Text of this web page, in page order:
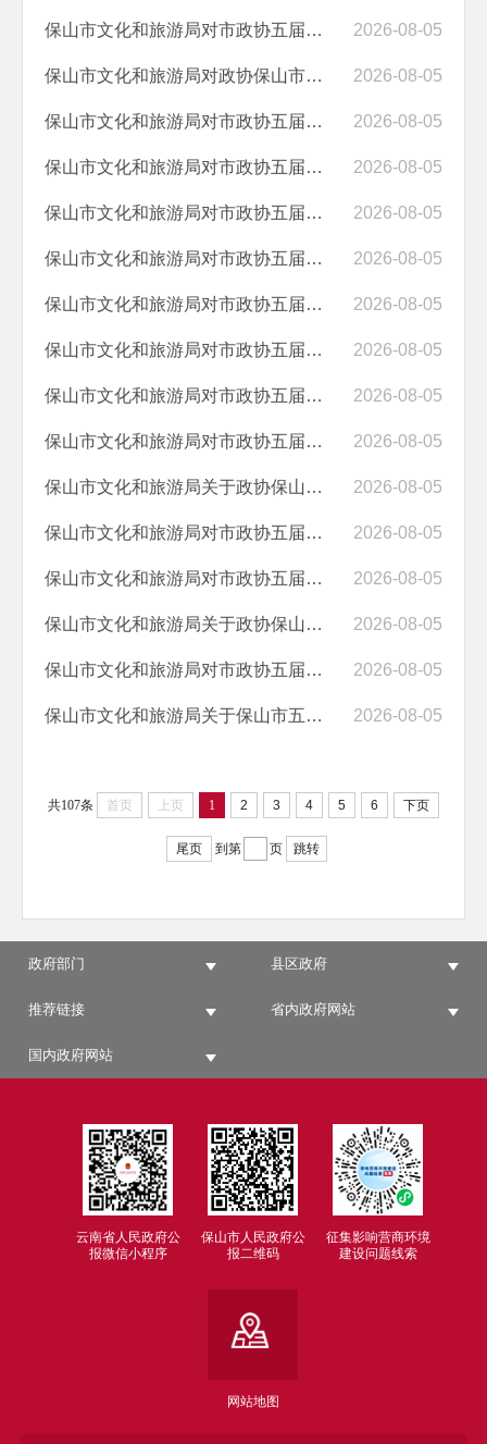
保山市文化和旅游局对市政协五届六次会议第05060128号提案答复的函 2026-08-05
保山市文化和旅游局对政协保山市五届六次会议第05060144号提案答复的函 2026-08-05
保山市文化和旅游局对市政协五届六次会议第05060125号提案的答复 2026-08-05
保山市文化和旅游局对市政协五届六次会议 第05060113号提案的答复 2026-08-05
保山市文化和旅游局对市政协五届六次会议第05060077号提案的答复 2026-08-05
保山市文化和旅游局对市政协五届六次会议第05060069号提案的答复 2026-08-05
保山市文化和旅游局对市政协五届六次会议第05060021号提案的答复 2026-08-05
保山市文化和旅游局对市政协五届六次会议第05060152号提案的答复 2026-08-05
保山市文化和旅游局对市政协五届六次会议第05060139号提案的答复 2026-08-05
保山市文化和旅游局对市政协五届六次会议第05060093号提案的答复 2026-08-05
保山市文化和旅游局关于政协保山市五届六次会议第05060045号提案答复的... 2026-08-05
保山市文化和旅游局对市政协五届六次会议第05060036号提案的答复 2026-08-05
保山市文化和旅游局对市政协五届六次会议第05060035号提案的答复 2026-08-05
保山市文化和旅游局关于政协保山市五届六次会议第05060034号提案答复的... 2026-08-05
保山市文化和旅游局对市政协五届六次会议第05060004号提案的答复 2026-08-05
保山市文化和旅游局关于保山市五届人大七次会议第40号建议的答复 2026-08-05
共107条 首页 上页 1 2 3 4 5 6 下页
尾页 到第 页 跳转
政府部门 县区政府
推荐链接 省内政府网站
国内政府网站
云南省人民政府公
报微信小程序
保山市人民政府公
报二维码
征集影响营商环境
建设问题线索
网站地图